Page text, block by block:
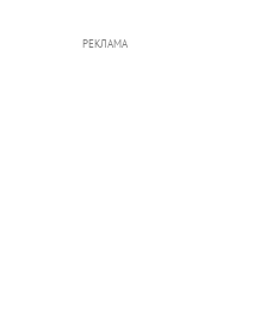
РЕКЛАМА